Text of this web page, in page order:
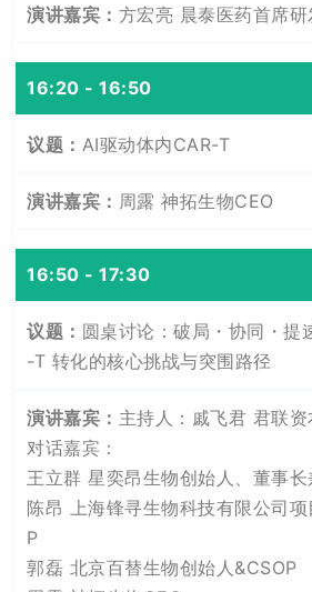
方宏亮 晨泰医药首席研
16:20 - 16:50
AI驱动体内CAR-T
周露 神拓生物CEO
16:50 - 17:30
圆桌讨论：破局・协同・
-T 转化的核心挑战与突围路径
主持人：戚飞君 君联
对话嘉宾：
王立群 星奕昂生物创始人、董事
陈昂 上海锋寻生物科技有限公司
P
郭磊 北京百替生物创始人&CSOP